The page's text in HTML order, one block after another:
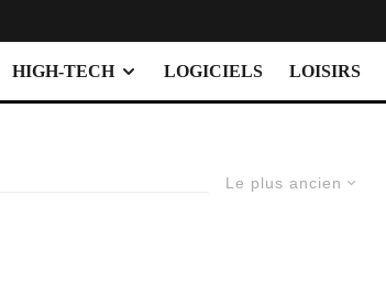
HIGH-TECH LOGICIELS LOISIRS
Le plus ancien